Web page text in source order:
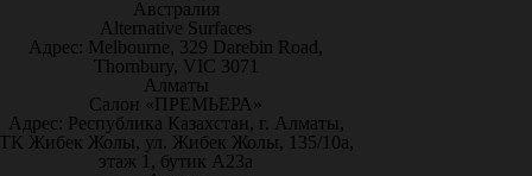
Австралия
Alternative Surfaces
Адрес: Melbourne, 329 Darebin Road,
Thornbury, VIC 3071
Алматы
Салон «ПРЕМЬЕРА»
Адрес: Республика Казахстан, г. Алматы,
Жибек Жолы, ул. Жибек Жолы, 135/10а,
этаж 1, бутик А23а